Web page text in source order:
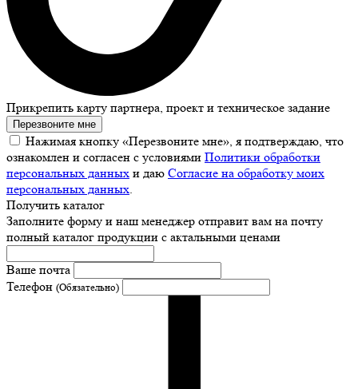
Прикрепить карту партнера, проект и техническое задание
Перезвоните мне
Нажимая кнопку «Перезвоните мне», я подтверждаю, что
ознакомлен и согласен с условиями Политики обработки
персональных данных и даю Согласие на обработку моих
персональных данных
Получить каталог
Заполните форму и наш менеджер отправит вам на почту
полный каталог продукции с актальными ценами
Ваше почта
Телефон (Обязательно)